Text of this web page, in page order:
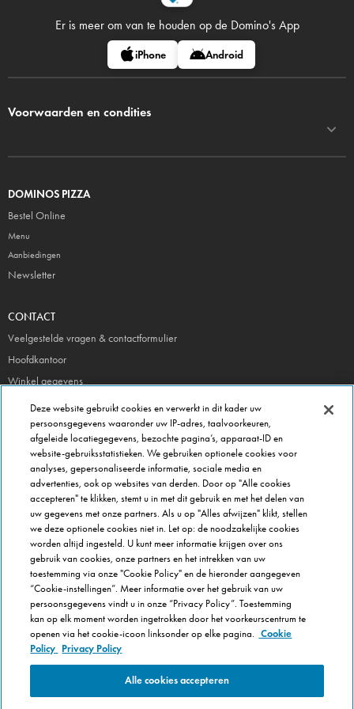
Er is meer om van te houden op de Domino's App
iPhone Android
Voorwaarden en condities
DOMINOS PIZZA
Bestel Online
Menu
Aanbiedingen
Newsletter
CONTACT
Veelgestelde vragen & contactformulier
Hoofdkantoor
Winkel gegevens
Beheer je voorkeuren
FRANCHISE INFO
Domino's Franchise
Selectie Criteria
Veel gestelde vragen
OVER DOMINOS
Werken bij Domino's
Onze keuken
Care team (voor medewerkers)
Cookie Policy
Cookie-instellingen
Deze website gebruikt cookies en verwerkt in dit kader uw
persoonsgegevens waaronder uw IP-adres, taalvoorkeuren,
afgeleide locatiegegevens, bezochte pagina’s, apparaat-ID en
website-gebruiksstatistieken. We gebruiken optionele cookies voor
analyses, gepersonaliseerde informatie, sociale media en
advertenties, ook op websites van derden. Door op "Alle cookies
accepteren" te klikken, stemt u in met dit gebruik en met het delen van
uw gegevens met onze partners. Als u op "Alles afwijzen" klikt, stellen
we deze optionele cookies niet in. Let op: de noodzakelijke cookies
worden altijd ingesteld. U kunt meer informatie krijgen over ons
gebruik van cookies, onze partners en het intrekken van uw
toestemming via onze "Cookie Policy" en de hieronder aangegeven
“Cookie-instellingen”. Meer informatie over het gebruik van uw
persoonsgegevens vindt u in onze “Privacy Policy”. Toestemming
kan op elk moment worden ingetrokken door het voorkeurscentrum te
openen via het cookie-icoon linksonder op elke pagina. Cookie
Policy Privacy Policy
Alle cookies accepteren